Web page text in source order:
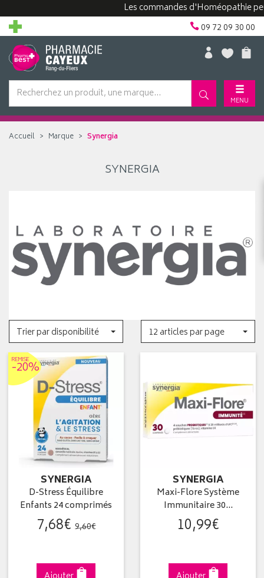
Les commandes d'Homéopathie
09 72 09 30 00
MENU
Accueil Marque Synergia
SYNERGIA
Trier par disponibilité 12 articles par page
REMISE
-20%
SYNERGIA
D-Stress Équilibre
Enfants 24 comprimés
7,68€ 9,60€
SYNERGIA
Maxi-Flore Système
Immunitaire 30…
10,99€